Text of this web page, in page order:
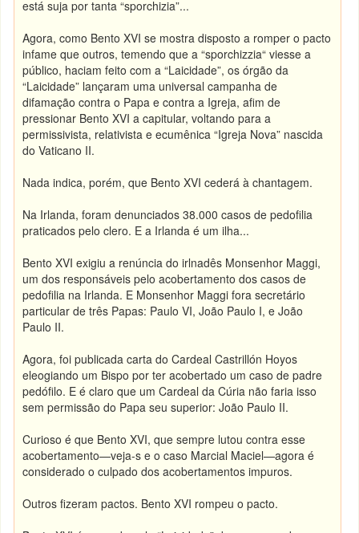
está suja por tanta “sporchizia”...
Agora, como Bento XVI se mostra disposto a romper o pacto
infame que outros, temendo que a “sporchizzia“ viesse a
público, haciam feito com a “Laicidade”, os órgão da
“Laicidade” lançaram uma universal campanha de
difamação contra o Papa e contra a Igreja, afim de
pressionar Bento XVI a capitular, voltando para a
permissivista, relativista e ecumênica “Igreja Nova” nascida
do Vaticano II.
Nada indica, porém, que Bento XVI cederá à chantagem.
Na Irlanda, foram denunciados 38.000 casos de pedofilia
praticados pelo clero. E a Irlanda é um ilha...
Bento XVI exigiu a renúncia do irlnadês Monsenhor Maggi,
um dos responsáveis pelo acobertamento dos casos de
pedofilia na Irlanda. E Monsenhor Maggi fora secretário
particular de três Papas: Paulo VI, João Paulo I, e João
Paulo II.
Agora, foi publicada carta do Cardeal Castrillón Hoyos
eleogiando um Bispo por ter acobertado um caso de padre
pedófilo. E é claro que um Cardeal da Cúria não faria isso
sem permissão do Papa seu superior: João Paulo II.
Curioso é que Bento XVI, que sempre lutou contra esse
acobertamento—veja-s e o caso Marcial Maciel—agora é
considerado o culpado dos acobertamentos impuros.
Outros fizeram pactos. Bento XVI rompeu o pacto.